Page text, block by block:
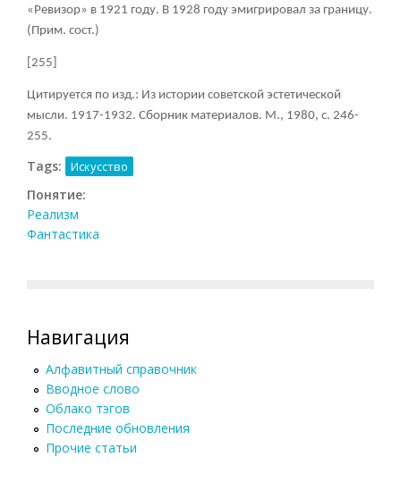
«Ревизор» в 1921 году. В 1928 году эмигрировал за границу.
(Прим. сост.)
[255]
Цитируется по изд.: Из истории советской эстетической
мысли. 1917-1932. Сборник материалов. М., 1980, с. 246-
255.
Tags: Искусство
Понятие:
Реализм
Фантастика
Навигация
Алфавитный справочник
Вводное слово
Облако тэгов
Последние обновления
Прочие статьи